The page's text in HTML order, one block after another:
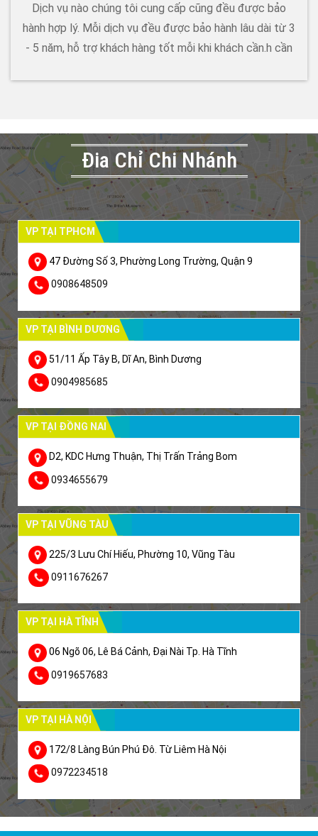
Dịch vụ nào chúng tôi cung cấp cũng đều được bảo
hành hợp lý. Mỗi dịch vụ đều được bảo hành lâu dài từ 3
- 5 năm, hỗ trợ khách hàng tốt mỗi khi khách cần.h cần
Đia Chỉ Chi Nhánh
VP TẠI TPHCM
47 Đường Số 3, Phường Long Trường, Quận 9
0908648509
VP TẠI BÌNH DƯƠNG
51/11 Ấp Tây B, Dĩ An, Bình Dương
0904985685
VP TẠI ĐỒNG NAI
D2, KDC Hưng Thuận, Thị Trấn Trảng Bom
0934655679
VP TẠI VŨNG TÀU
225/3 Lưu Chí Hiếu, Phường 10, Vũng Tàu
0911676267
VP TẠI HÀ TĨNH
06 Ngõ 06, Lê Bá Cảnh, Đại Nài Tp. Hà Tĩnh
0919657683
VP TẠI HÀ NỘI
172/8 Làng Bún Phú Đô. Từ Liêm Hà Nội
0972234518